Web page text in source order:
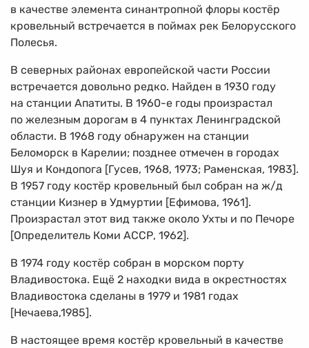
в качестве элемента синантропной флоры костёр
кровельный встречается в поймах рек Белорусского
Полесья.
В северных районах европейской части России
встречается довольно редко. Найден в 1930 году
на станции Апатиты. В 1960-е годы произрастал
по железным дорогам в 4 пунктах Ленинградской
области. В 1968 году обнаружен на станции
Беломорск в Карелии; позднее отмечен в городах
Шуя и Кондопога [Гусев, 1968, 1973; Раменская, 1983].
В 1957 году костёр кровельный был собран на ж/д
станции Кизнер в Удмуртии [Ефимова, 1961].
Произрастал этот вид также около Ухты и по Печоре
[Определитель Коми АССР, 1962].
В 1974 году костёр собран в морском порту
Владивостока. Ещё 2 находки вида в окрестностях
Владивостока сделаны в 1979 и 1981 годах
[Нечаева,1985].
В настоящее время костёр кровельный в качестве